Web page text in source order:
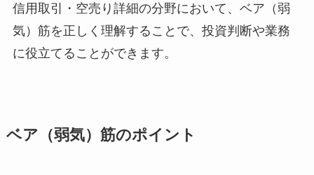
信用取引・空売り詳細の分野において、ベア（弱
気）筋を正しく理解することで、投資判断や業務
に役立てることができます。
ベア（弱気）筋のポイント